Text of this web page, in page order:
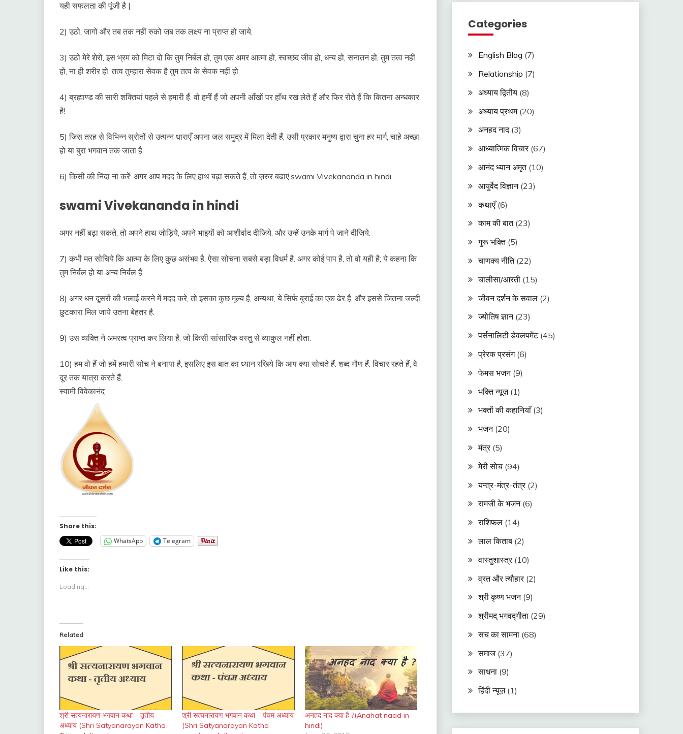
यही सफलता की पूंजी है |
2) उठो, जागो और तब तक नहीं रुको जब तक लक्ष्य ना प्राप्त हो जाये.
3) उठो मेरे शेरो, इस भ्रम को मिटा दो कि तुम निर्बल हो, तुम एक अमर आत्मा हो, स्वच्छंद जीव हो, धन्य हो, सनातन हो, तुम तत्व नहीं
हो, ना ही शरीर हो, तत्व तुम्हारा सेवक है तुम तत्व के सेवक नहीं हो.
4) ब्रह्माण्ड की सारी शक्तियां पहले से हमारी हैं. वो हमीं हैं जो अपनी आँखों पर हाँथ रख लेते हैं और फिर रोते हैं कि कितना अन्धकार
है!
5) जिस तरह से विभिन्न स्रोतों से उत्पन्न धाराएँ अपना जल समुद्र में मिला देती हैं, उसी प्रकार मनुष्य द्वारा चुना हर मार्ग, चाहे अच्छा
हो या बुरा भगवान तक जाता है.
6) किसी की निंदा ना करें: अगर आप मदद के लिए हाथ बढ़ा सकते हैं, तो ज़रुर बढाएं.swami Vivekananda in hindi
swami Vivekananda in hindi
अगर नहीं बढ़ा सकते, तो अपने हाथ जोड़िये, अपने भाइयों को आशीर्वाद दीजिये, और उन्हें उनके मार्ग पे जाने दीजिये.
7) कभी मत सोचिये कि आत्मा के लिए कुछ असंभव है. ऐसा सोचना सबसे बड़ा विधर्म है. अगर कोई पाप है, तो वो यही है; ये कहना कि
तुम निर्बल हो या अन्य निर्बल हैं.
8) अगर धन दूसरों की भलाई करने में मदद करे, तो इसका कुछ मूल्य है, अन्यथा, ये सिर्फ बुराई का एक ढेर है, और इससे जितना जल्दी
छुटकारा मिल जाये उतना बेहतर है.
9) उस व्यक्ति ने अमरत्व प्राप्त कर लिया है, जो किसी सांसारिक वस्तु से व्याकुल नहीं होता.
10) हम वो हैं जो हमें हमारी सोच ने बनाया है, इसलिए इस बात का ध्यान रखिये कि आप क्या सोचते हैं. शब्द गौण हैं. विचार रहते हैं, वे
दूर तक यात्रा करते हैं.
स्वामी विवेकानंद
Share this:
WhatsApp
Telegram
Like this:
Loading...
Related
श्री सत्यनारायण भगवान कथा – तृतीय
अध्याय (Shri Satyanarayan Katha
श्री सत्यनारायण भगवान कथा – पंचम अध्याय
(Shri Satyanarayan Katha
अनहद नाद क्या है ?(Anahat naad in
hindi)
Categories
English Blog (7)
Relationship (7)
अध्याय द्वितीय(8)
अध्याय प्रथम(20)
अनहद नाद(3)
आध्यात्मिक विचार(67)
आनंद ध्यान अमृत(10)
आयुर्वेद विज्ञान(23)
कथाएँ(6)
काम की बात(23)
गुरू भक्ति(5)
चाणक्य नीति(22)
चालीसा/आरती(15)
जीवन दर्शन के सवाल(2)
ज्योतिष ज्ञान(23)
पर्सनालिटी डेवलपमेंट(45)
प्रेरक प्रसंग(6)
फेमस भजन(9)
भक्ति न्यूज़(1)
भक्तों की कहानियाँ(3)
भजन(20)
मंत्र(5)
मेरी सोच(94)
यन्त्र-मंत्र-तंत्र(2)
रामजी के भजन(6)
राशिफल(14)
लाल किताब(2)
वास्तुशास्त्र(10)
व्रत और त्यौहार(2)
श्री कृष्ण भजन(9)
श्रीमद् भगवद्गीता(29)
सच का सामना(68)
समाज(37)
साधना(9)
हिंदी न्यूज़(1)